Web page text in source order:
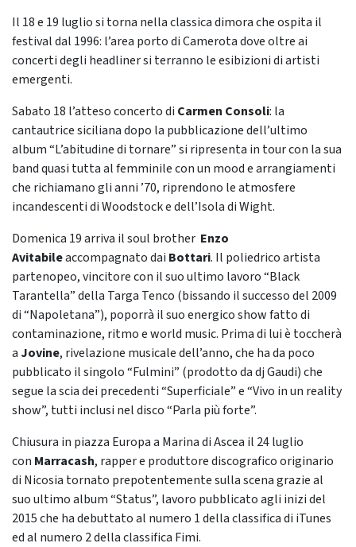
Il 18 e 19 luglio si torna nella classica dimora che ospita il
festival dal 1996: l’area porto di Camerota dove oltre ai
concerti degli headliner si terranno le esibizioni di artisti
emergenti.
Sabato 18 l’atteso concerto di Carmen Consoli: la
cantautrice siciliana dopo la pubblicazione dell’ultimo
album “L’abitudine di tornare” si ripresenta in tour con la sua
band quasi tutta al femminile con un mood e arrangiamenti
che richiamano gli anni ’70, riprendono le atmosfere
incandescenti di Woodstock e dell’Isola di Wight.
Domenica 19 arriva il soul brother Enzo
Avitabileaccompagnato dai Bottari. Il poliedrico artista
partenopeo, vincitore con il suo ultimo lavoro “Black
Tarantella” della Targa Tenco (bissando il successo del 2009
di “Napoletana”), poporrà il suo energico show fatto di
contaminazione, ritmo e world music. Prima di lui è toccherà
a Jovine, rivelazione musicale dell’anno, che ha da poco
pubblicato il singolo “Fulmini” (prodotto da dj Gaudi) che
segue la scia dei precedenti “Superficiale” e “Vivo in un reality
show”, tutti inclusi nel disco “Parla più forte”.
Chiusura in piazza Europa a Marina di Ascea il 24 luglio
con Marracash, rapper e produttore discografico originario
di Nicosia tornato prepotentemente sulla scena grazie al
suo ultimo album “Status”, lavoro pubblicato agli inizi del
2015 che ha debuttato al numero 1 della classifica di iTunes
ed al numero 2 della classifica Fimi.